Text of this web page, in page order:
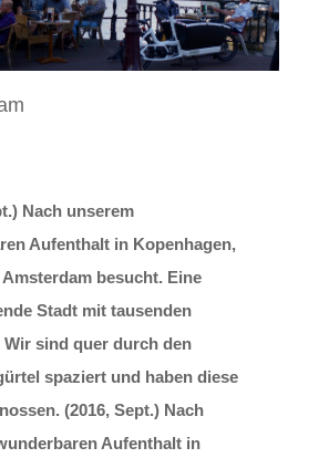
Nach unserem
Aufenthalt in Kopenhagen,
besucht. Eine
Stadt mit tausenden
Wir sind quer durch den
spaziert und haben diese
(2016, Sept.) Nach
Aufenthalt in